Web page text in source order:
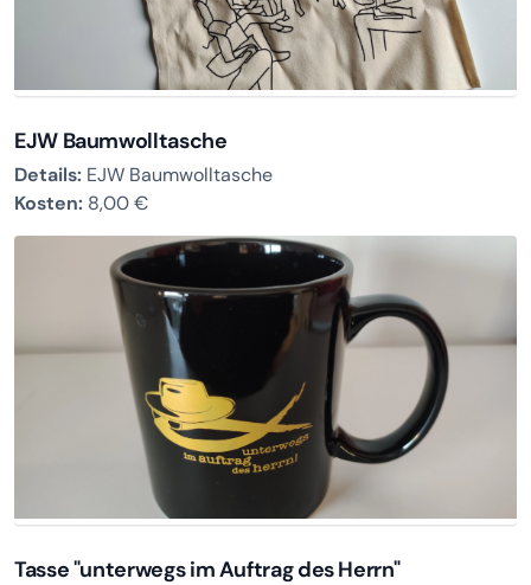
EJW Baumwolltasche
Details: EJW Baumwolltasche
Kosten: 8,00 €
Tasse "unterwegs im Auftrag des Herrn"